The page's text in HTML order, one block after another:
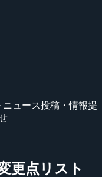
ニュース投稿・情報提
更点リスト